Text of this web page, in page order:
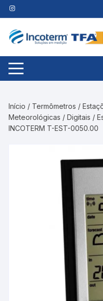
Pular
para
conteúdo
Início / Termômetros /
Meteorológicas /Digitais /
INCOTERM T-EST-0050.00